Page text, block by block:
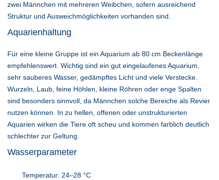
zwei Männchen mit mehreren Weibchen, sofern ausreichend
Struktur und Ausweichmöglichkeiten vorhanden sind.
Aquarienhaltung
Für eine kleine Gruppe ist ein Aquarium ab 80 cm Beckenlänge
empfehlenswert. Wichtig sind ein gut eingelaufenes Aquarium,
sehr sauberes Wasser, gedämpftes Licht und viele Verstecke.
Wurzeln, Laub, feine Höhlen, kleine Röhren oder enge Spalten
sind besonders sinnvoll, da Männchen solche Bereiche als Revier
nutzen können. In zu hellen, offenen oder unstrukturierten
Aquarien wirken die Tiere oft scheu und kommen farblich deutlich
schlechter zur Geltung.
Wasserparameter
Temperatur: 24–28 °C